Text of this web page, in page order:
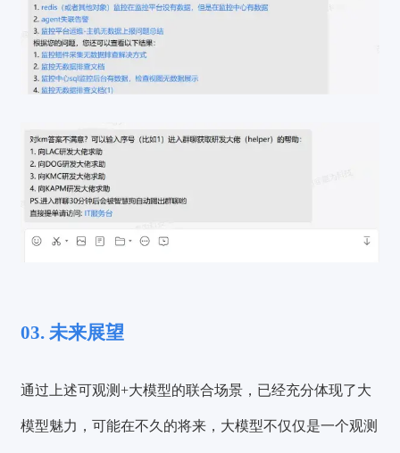
03. 未来展望
通过上述可观测+大模型的联合场景，已经充分体现了大
模型魅力，可能在不久的将来，大模型不仅仅是一个观测